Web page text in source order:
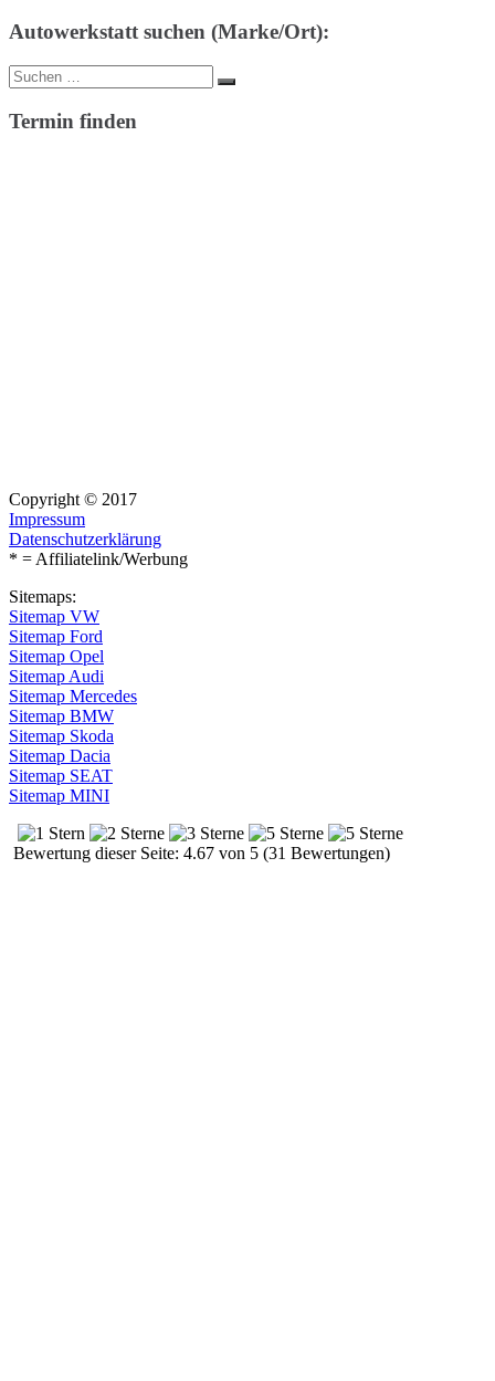
Autowerkstatt suchen (Marke/Ort):
Suche
nach:
Suchen
Termin finden
Copyright © 2017
Impressum
Datenschutzerklärung
* = Affiliatelink/Werbung
Sitemaps:
Sitemap VW
Sitemap Ford
Sitemap Opel
Sitemap Audi
Sitemap Mercedes
Sitemap BMW
Sitemap Skoda
Sitemap Dacia
Sitemap SEAT
Sitemap MINI
Bewertung dieser Seite: 4.67 von 5 (31 Bewertungen)